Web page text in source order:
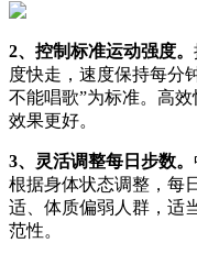
2、控制标准运动强度。
度快走，速度保持每分
不能唱歌”为标准。高
效果更好。
3、灵活调整每日步数。
根据身体状态调整，每
适、体质偏弱人群，适
范性。